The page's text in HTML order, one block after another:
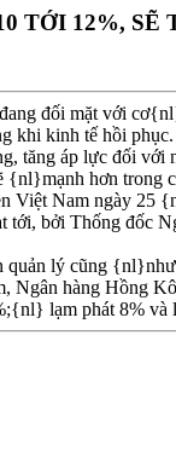
TỚI 12%, SẼ
đối mặt với cơ{nl}
khi kinh tế hồi
tăng áp lực đối
{nl}mạnh hơn
Việt Nam ngày 25
bởi Thống đốc
quản lý cũng
Ngân hàng Hồng
lạm phát 8%